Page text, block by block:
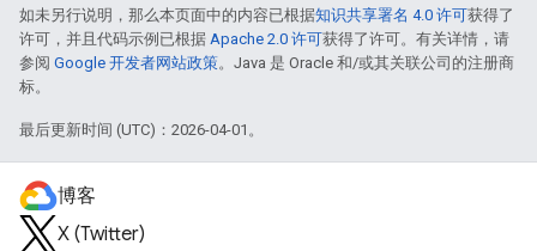
如未另行说明，那么本页面中的内容已根据知识共享署名 4.0 许可获得了
许可，并且代码示例已根据 Apache 2.0 许可获得了许可。有关详情，请
参阅 Google 开发者网站政策。Java 是 Oracle 和/或其关联公司的注册商
标。
最后更新时间 (UTC)：2026-04-01。
博客
X (Twitter)